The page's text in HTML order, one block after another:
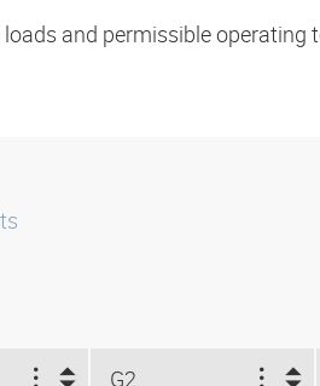
and permissible
G2